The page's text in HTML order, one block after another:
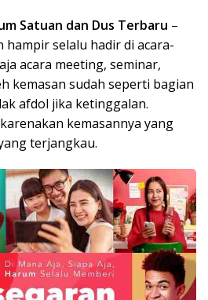
Satuan dan Dus Terbaru –
hampir selalu hadir di acara-
acara meeting, seminar,
kemasan sudah seperti bagian
afdol jika ketinggalan.
kemasannya yang
terjangkau.